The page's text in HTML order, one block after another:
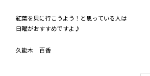
紅葉を見に行こうよう！と思っている人は
日曜がおすすめですよ♪
久能木 百香